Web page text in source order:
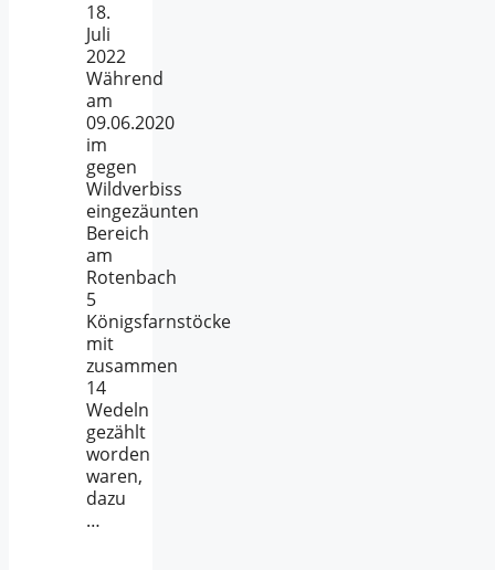
18.
Juli
2022
Während
am
09.06.2020
im
gegen
Wildverbiss
eingezäunten
Bereich
am
Rotenbach
5
Königsfarnstöcke
mit
zusammen
14
Wedeln
gezählt
worden
waren,
dazu
…